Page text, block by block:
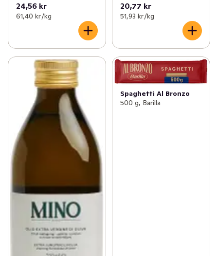
24,56 kr
61,40 kr /kg
20,77 kr
51,93 kr /kg
Spaghetti Al Bronzo
500 g, Barilla